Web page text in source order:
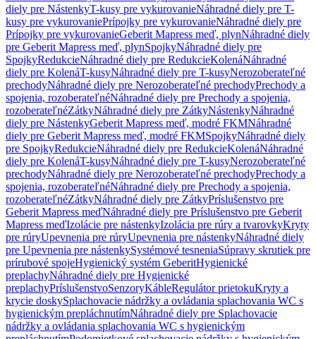
diely pre NástenkyT-kusy pre vykurovanieNáhradné diely pre T-
kusy pre vykurovaniePrípojky pre vykurovanieNáhradné diely pre
Prípojky pre vykurovanieGeberit Mapress meď, plynNáhradné diely
pre Geberit Mapress meď, plynSpojkyNáhradné diely pre
SpojkyRedukcieNáhradné diely pre RedukcieKolenáNáhradné
diely pre KolenáT-kusyNáhradné diely pre T-kusyNerozoberateľné
prechodyNáhradné diely pre Nerozoberateľné prechodyPrechody a
spojenia, rozoberateľnéNáhradné diely pre Prechody a spojenia,
rozoberateľnéZátkyNáhradné diely pre ZátkyNástenkyNáhradné
diely pre NástenkyGeberit Mapress meď, modré FKMNáhradné
diely pre Geberit Mapress meď, modré FKMSpojkyNáhradné diely
pre SpojkyRedukcieNáhradné diely pre RedukcieKolenáNáhradné
diely pre KolenáT-kusyNáhradné diely pre T-kusyNerozoberateľné
prechodyNáhradné diely pre Nerozoberateľné prechodyPrechody a
spojenia, rozoberateľnéNáhradné diely pre Prechody a spojenia,
rozoberateľnéZátkyNáhradné diely pre ZátkyPríslušenstvo pre
Geberit Mapress meďNáhradné diely pre Príslušenstvo pre Geberit
Mapress meďIzolácie pre nástenkyIzolácia pre rúry a tvarovkyKryty
pre rúryUpevnenia pre rúryUpevnenia pre nástenkyNáhradné diely
pre Upevnenia pre nástenkySystémové tesneniaSúpravy skrutiek pre
prírubové spojeHygienický systém GeberitHygienické
preplachyNáhradné diely pre Hygienické
preplachyPríslušenstvoSenzoryKábleRegulátor prietokuKryty a
krycie doskySplachovacie nádržky a ovládania splachovania WC s
hygienickým prepláchnutímNáhradné diely pre Splachovacie
nádržky a ovládania splachovania WC s hygienickým